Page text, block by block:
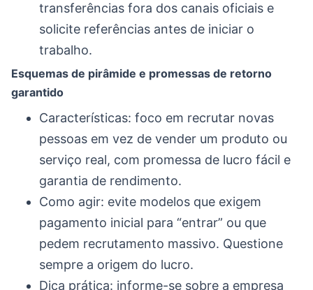
transferências fora dos canais oficiais e
solicite referências antes de iniciar o
trabalho.
Esquemas de pirâmide e promessas de retorno
garantido
Características: foco em recrutar novas
pessoas em vez de vender um produto ou
serviço real, com promessa de lucro fácil e
garantia de rendimento.
Como agir: evite modelos que exigem
pagamento inicial para “entrar” ou que
pedem recrutamento massivo. Questione
sempre a origem do lucro.
Dica prática: informe-se sobre a empresa